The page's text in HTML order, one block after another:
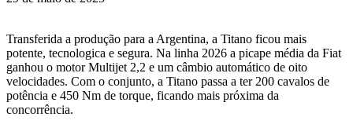
Transferida a produção para a Argentina, a Titano ficou mais
potente, tecnologica e segura. Na linha 2026 a picape média da Fiat
ganhou o motor Multijet 2,2 e um câmbio automático de oito
velocidades. Com o conjunto, a Titano passa a ter 200 cavalos de
potência e 450 Nm de torque, ficando mais próxima da
concorrência.